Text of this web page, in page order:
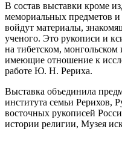
В состав выставки кроме
мемориальных предметов
войдут материалы,
ученого. Это рукописи и
на тибетском,
имеющие отношение к
работе Ю. Н. Рериха.
Выставка объединила
института семьи Рерихов,
восточных рукописей
истории религии, Музея